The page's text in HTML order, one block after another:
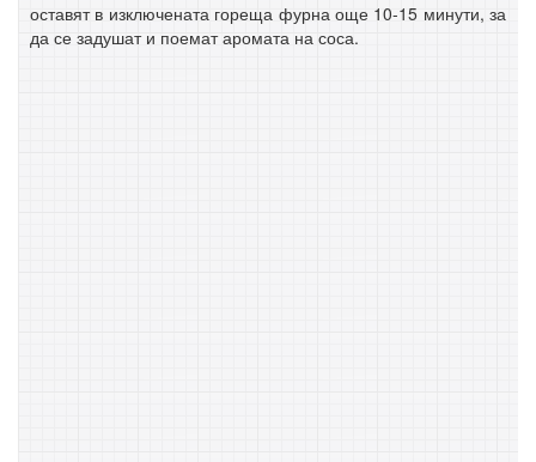
оставят в изключената гореща фурна още 10-15 минути, за
да се задушат и поемат аромата на соса.